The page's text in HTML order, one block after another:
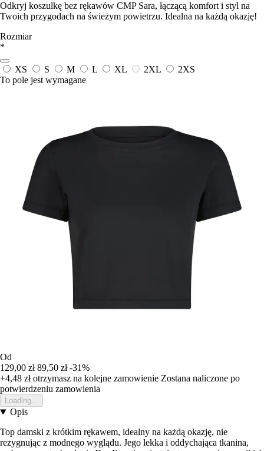
Odkryj koszulkę bez rękawów CMP Sara, łączącą komfort i styl na
Twoich przygodach na świeżym powietrzu. Idealna na każdą okazję!
Rozmiar
*
XS S M L XL 2XL
2XS
To pole jest wymagane
Od
129,00 zł 89,50 zł -31%
+4,48 złotrzymasz na kolejne zamowienie Zostana naliczone po
potwierdzeniu zamowienia
Loading...
Opis
Top damski z krótkim rękawem, idealny na każdą okazję, nie
rezygnując z modnego wyglądu. Jego lekka i oddychająca tkanina,